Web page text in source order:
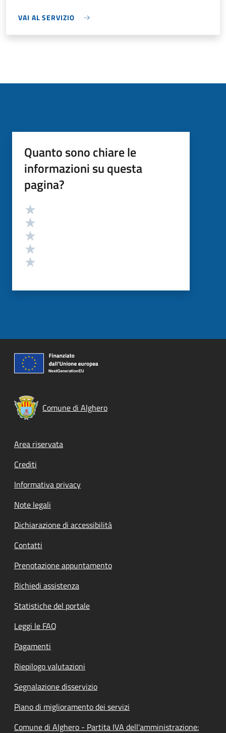
VAI AL SERVIZIO
Quanto sono chiare le
informazioni su questa
pagina?
Valutazione
Comune di Alghero
Footer menu
Area riservata
Crediti
Informativa privacy
Note legali
Dichiarazione di accessibilità
Contatti
Prenotazione appuntamento
Richiedi assistenza
Statistiche del portale
Leggi le FAQ
Pagamenti
Riepilogo valutazioni
Segnalazione disservizio
Piano di miglioramento dei servizi
Comune di Alghero - Partita IVA dell'amministrazione: